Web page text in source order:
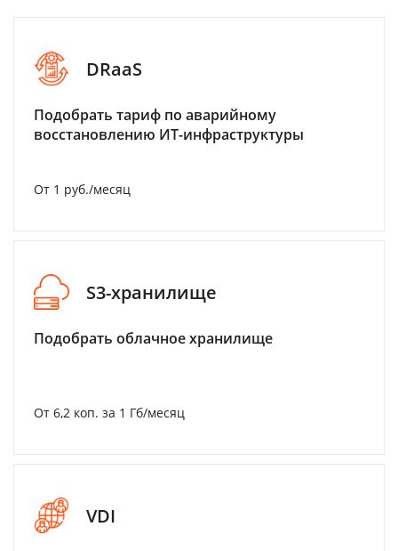
DRaaS
Подобрать тариф по аварийному
восстановлению ИТ-инфраструктуры
От 1 руб./месяц
S3-хранилище
Подобрать облачное хранилище
От 6,2 коп. за 1 Гб/месяц
VDI